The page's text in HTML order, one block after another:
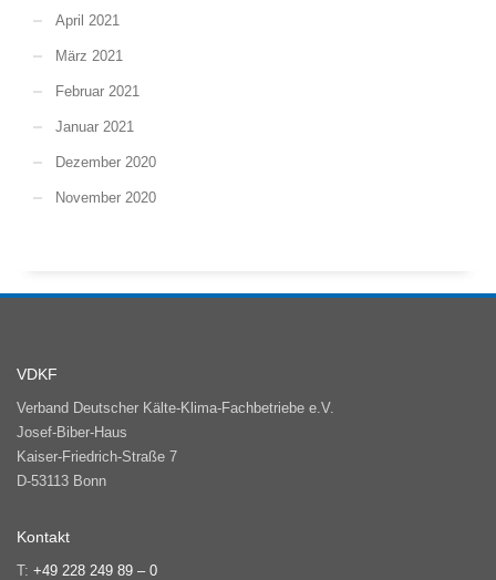
April 2021
März 2021
Februar 2021
Januar 2021
Dezember 2020
November 2020
VDKF
Verband Deutscher Kälte-Klima-Fachbetriebe e.V.
Josef-Biber-Haus
Kaiser-Friedrich-Straße 7
D-53113 Bonn
Kontakt
T: +49 228 249 89 – 0